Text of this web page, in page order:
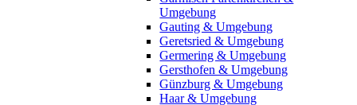
Umgebung
Gauting & Umgebung
Geretsried & Umgebung
Germering & Umgebung
Gersthofen & Umgebung
Günzburg & Umgebung
Haar & Umgebung